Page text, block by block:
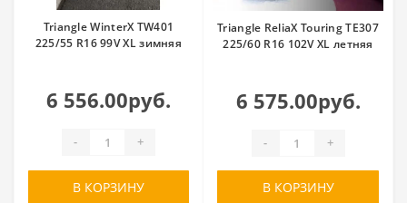
Triangle WinterX TW401
225/55 R16 99V XL зимняя
6 556.00руб.
- +
В КОРЗИНУ
Triangle ReliaX Touring TE307
225/60 R16 102V XL летняя
6 575.00руб.
- +
В КОРЗИНУ